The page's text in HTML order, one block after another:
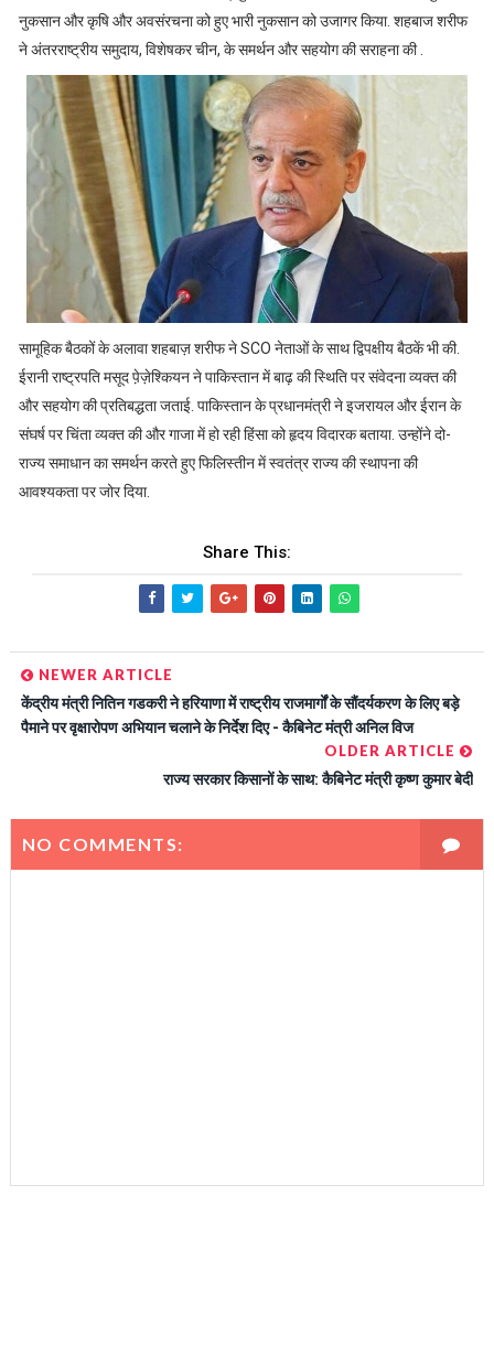
नुकसान और कृषि और अवसंरचना को हुए भारी नुकसान को उजागर किया. शहबाज शरीफ
ने अंतरराष्ट्रीय समुदाय, विशेषकर चीन, के समर्थन और सहयोग की सराहना की .
सामूहिक बैठकों के अलावा शहबाज़ शरीफ ने SCO नेताओं के साथ द्विपक्षीय बैठकें भी की.
ईरानी राष्ट्रपति मसूद पे़ज़ेश्कियन ने पाकिस्तान में बाढ़ की स्थिति पर संवेदना व्यक्त की
और सहयोग की प्रतिबद्धता जताई. पाकिस्तान के प्रधानमंत्री ने इजरायल और ईरान के
संघर्ष पर चिंता व्यक्त की और गाजा में हो रही हिंसा को हृदय विदारक बताया. उन्होंने दो-
राज्य समाधान का समर्थन करते हुए फिलिस्तीन में स्वतंत्र राज्य की स्थापना की
आवश्यकता पर जोर दिया.
Share This:
NEWER ARTICLE
केंद्रीय मंत्री नितिन गडकरी ने हरियाणा में राष्ट्रीय राजमार्गों के सौंदर्यकरण के लिए बड़े
पैमाने पर वृक्षारोपण अभियान चलाने के निर्देश दिए - कैबिनेट मंत्री अनिल विज
OLDER ARTICLE
राज्य सरकार किसानों के साथ: कैबिनेट मंत्री कृष्ण कुमार बेदी
NO COMMENTS: